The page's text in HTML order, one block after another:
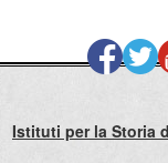
Istituti per la Storia